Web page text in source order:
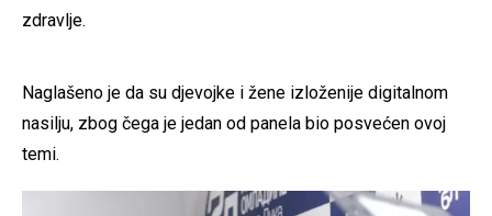
zdravlje.
Naglašeno je da su djevojke i žene izloženije digitalnom
nasilju, zbog čega je jedan od panela bio posvećen ovoj
temi.